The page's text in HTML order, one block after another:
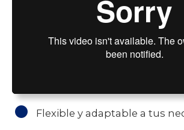
Flexible y adaptable a tus